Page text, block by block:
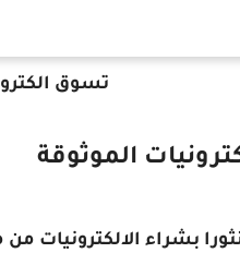
تسوق
الموثوقة
بشراء الالكترونيات